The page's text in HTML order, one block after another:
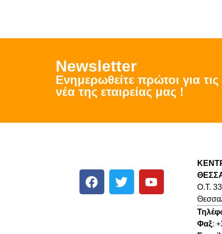
Νewsletter
Ενημερωθείτε πρώτοι για
νέα της εταιρείας μας !
O.T.
Φαξ: